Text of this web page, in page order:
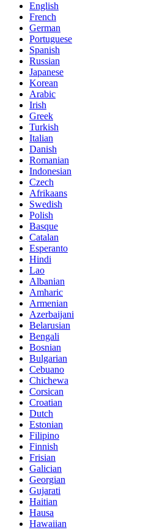
English
French
German
Portuguese
Spanish
Russian
Japanese
Korean
Arabic
Irish
Greek
Turkish
Italian
Danish
Romanian
Indonesian
Czech
Afrikaans
Swedish
Polish
Basque
Catalan
Esperanto
Hindi
Lao
Albanian
Amharic
Armenian
Azerbaijani
Belarusian
Bengali
Bosnian
Bulgarian
Cebuano
Chichewa
Corsican
Croatian
Dutch
Estonian
Filipino
Finnish
Frisian
Galician
Georgian
Gujarati
Haitian
Hausa
Hawaiian